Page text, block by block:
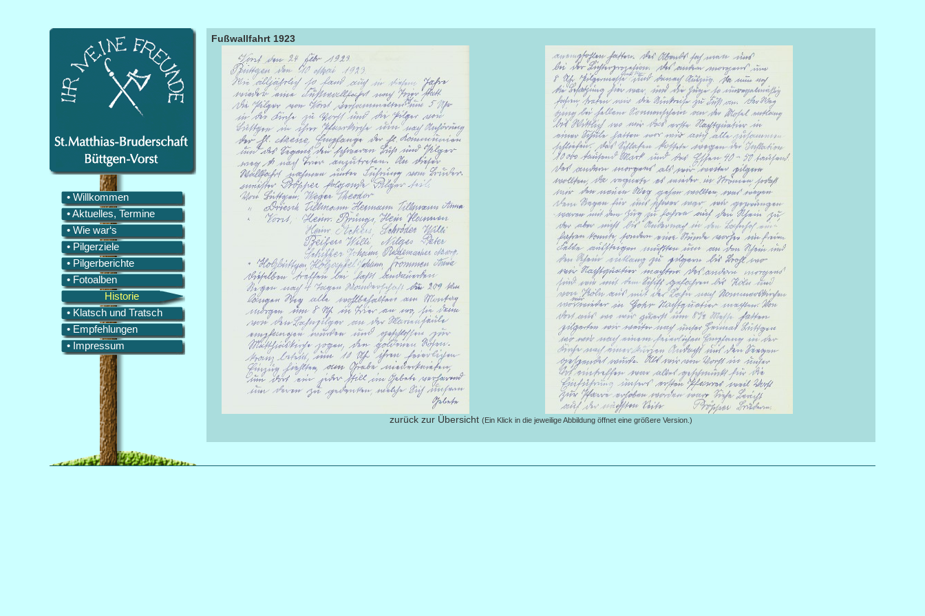
• Willkommen
• Aktuelles, Termine
• Wie war‘s
• Pilgerziele
• Pilgerberichte
• Fotoalben
Historie
• Klatsch und Tratsch
• Empfehlungen
• Impressum
Fußwallfahrt 1923
zurück zur Übersicht (Ein Klick in die jeweilige Abbildung öffnet eine größere Version.)